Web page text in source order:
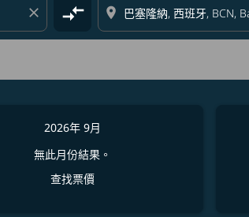
close compare_arrows location_on
2026年 9月
無此月份結果。
查找票價